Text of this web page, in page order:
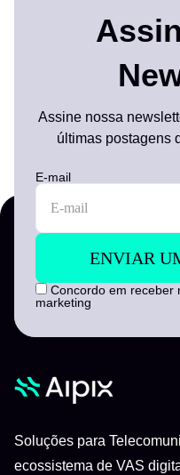
Assine nossa
últimas postagens
E-mail
Concordo em receber
marketing
Soluções para
ecossistema de VAS